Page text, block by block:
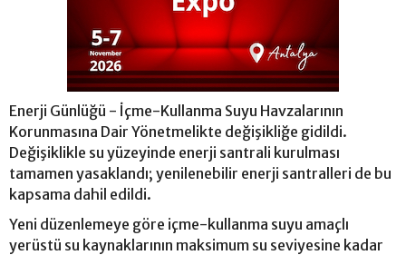
Enerji Günlüğü - İçme-Kullanma Suyu Havzalarının
Korunmasına Dair Yönetmelikte değişikliğe gidildi.
Değişiklikle su yüzeyinde enerji santrali kurulması
tamamen yasaklandı; yenilenebilir enerji santralleri de bu
kapsama dahil edildi.
Yeni düzenlemeye göre içme-kullanma suyu amaçlı
yerüstü su kaynaklarının maksimum su seviyesine kadar